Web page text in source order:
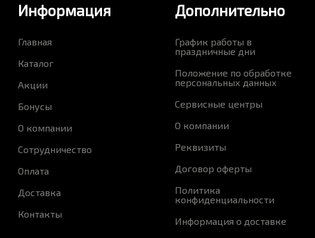
Информация
Главная
Каталог
Акции
Бонусы
О компании
Сотрудничество
Оплата
Доставка
Контакты
Дополнительно
График работы в
праздничные дни
Положение по обработке
персональных данных
Сервисные центры
О компании
Реквизиты
Договор оферты
Политика
конфиденциальности
Информация о доставке